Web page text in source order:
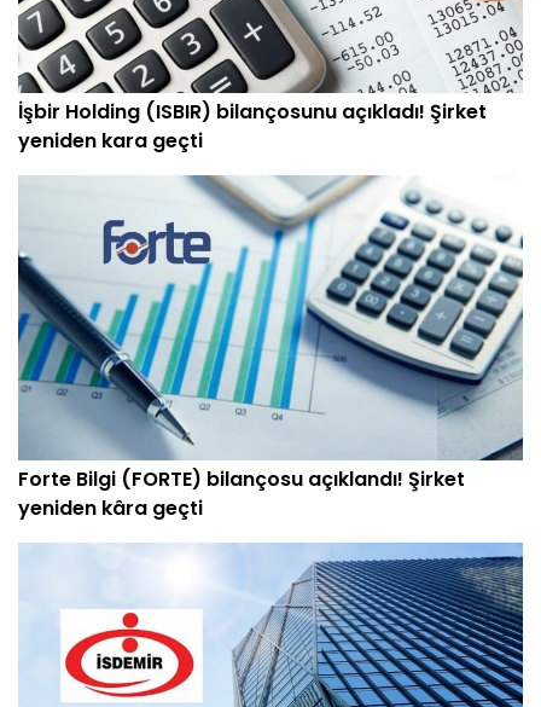
İşbir Holding (ISBIR) bilançosunu açıkladı! Şirket
yeniden kara geçti
Forte Bilgi (FORTE) bilançosu açıklandı! Şirket
yeniden kâra geçti